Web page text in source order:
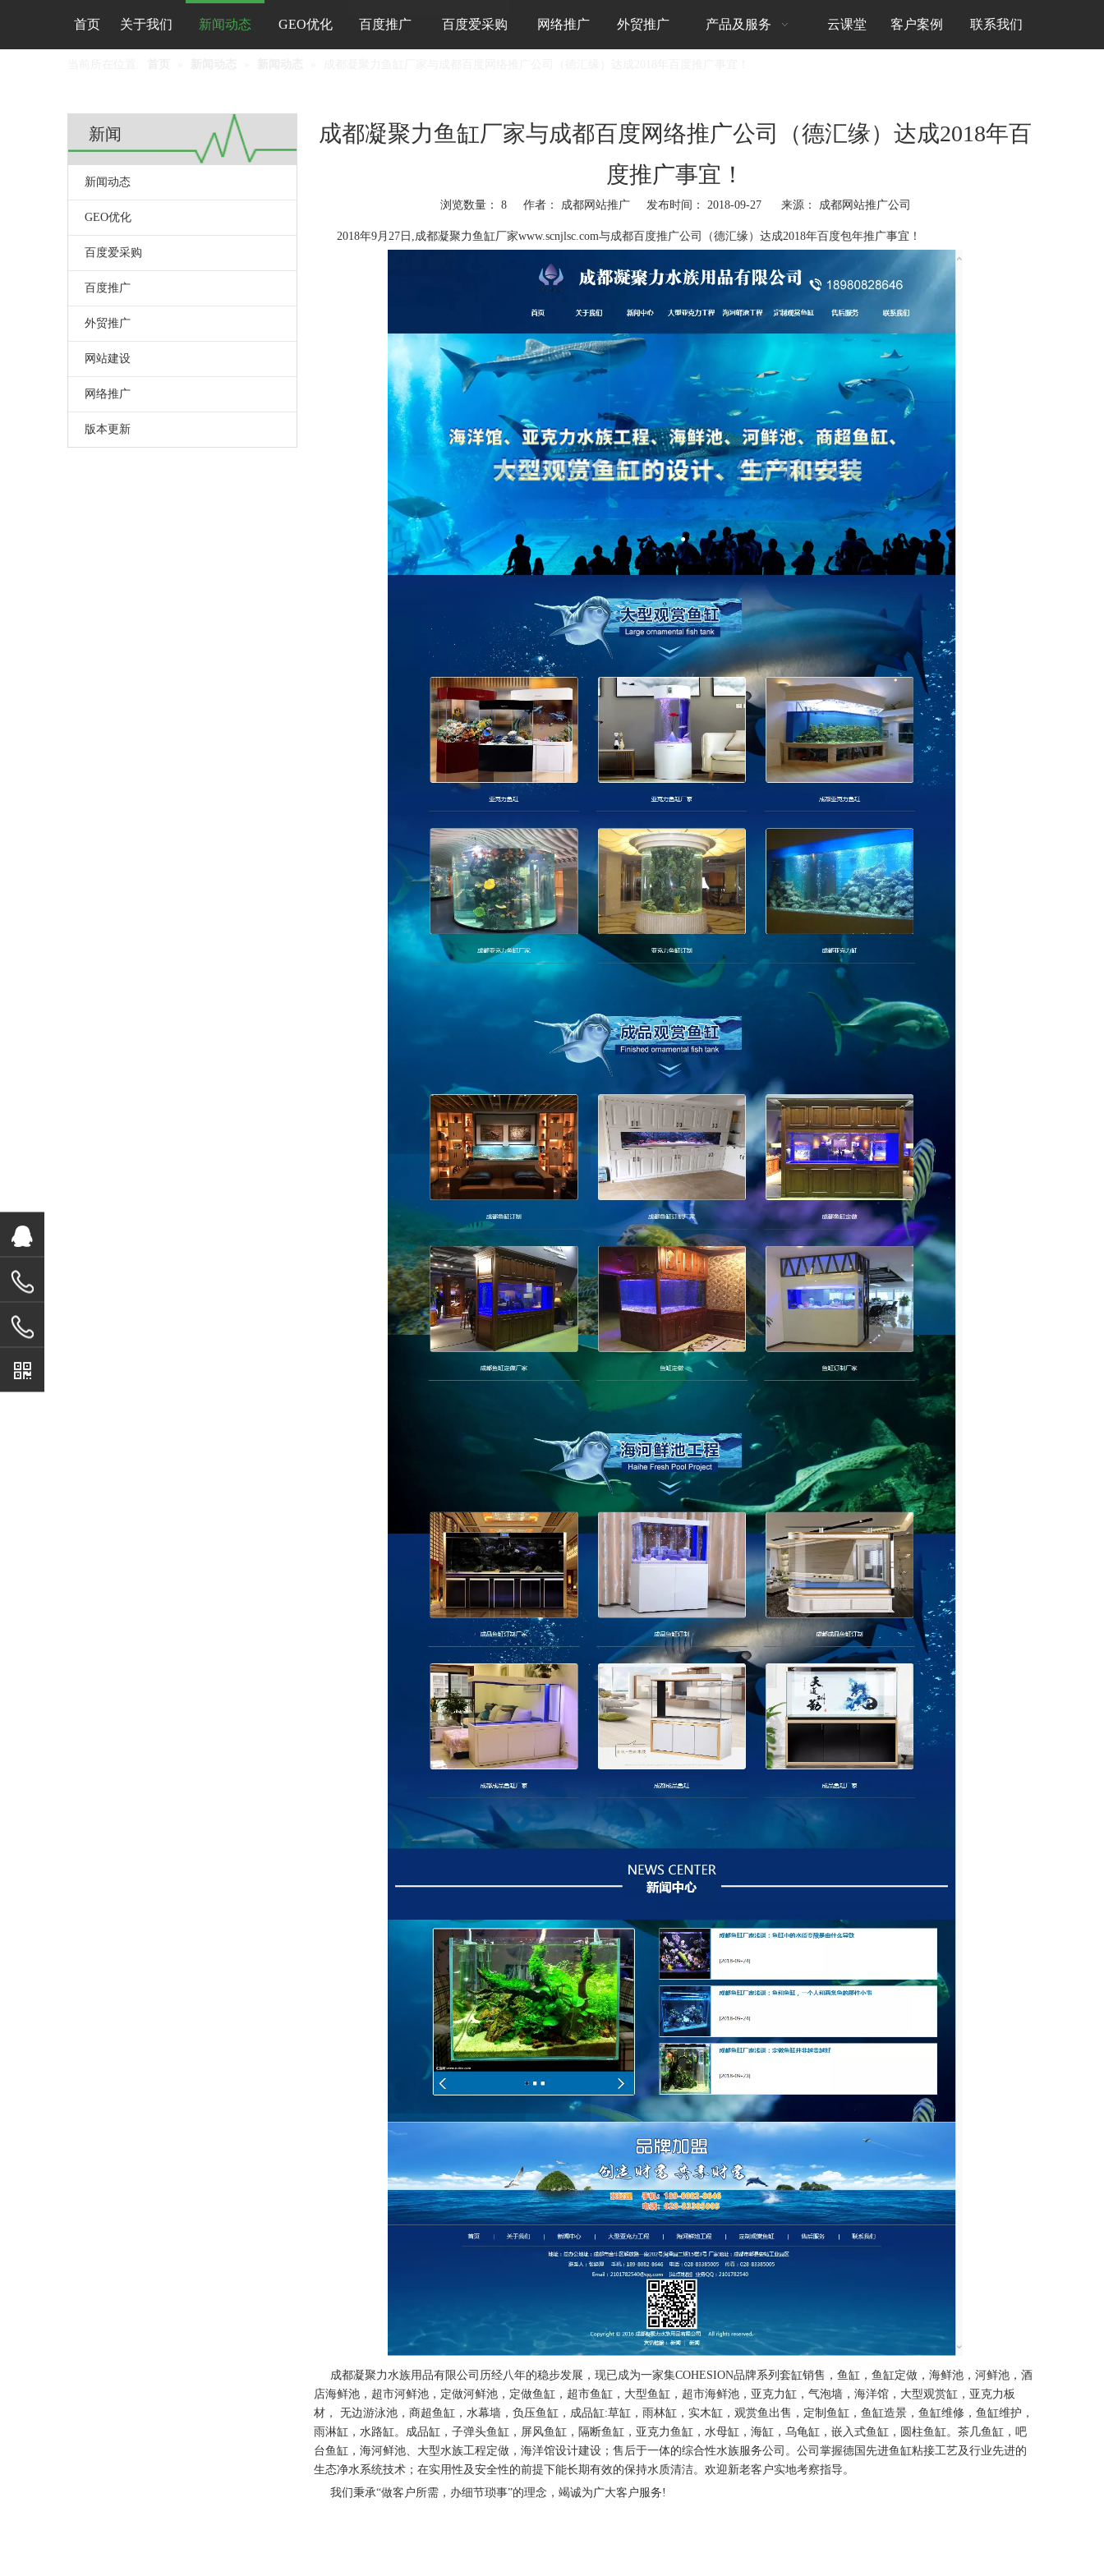
首页 关于我们 新闻动态 GEO优化 百度推广 百度爱采购 网络推广 外贸推广 产品及服务 云课堂 客户案例 联系我们
新闻
新闻动态
GEO优化
百度爱采购
百度推广
外贸推广
网站建设
网络推广
版本更新
成都凝聚力鱼缸厂家与成都百度网络推广公司（德汇缘）达成2018年百
度推广事宜！
浏览数量： 8作者： 成都网站推广 发布时间： 2018-09-27 来源： 成都网站推广公司
["wechat","weibo","qzone","douban","email"]
2018年9月27日,成都凝聚力鱼缸厂家www.scnjlsc.com与成都百度推广公司 （德汇缘）达成2018年百度包年推广事宜！
成都凝聚力水族用品有限公司历经八年的稳步发展，现已成为一家集COHESION品牌系列套缸销售，鱼缸，鱼缸定做，海鲜池，河鲜池，酒
店海鲜池，超市河鲜池，定做河鲜池，定做鱼缸，超市鱼缸，大型鱼缸，超市海鲜池，亚克力缸，气泡墙，海洋馆，大型观赏缸，亚克力板
材， 无边游泳池，商超鱼缸，水幕墙，负压鱼缸，成品缸:草缸，雨林缸，实木缸，观赏鱼出售，定制鱼缸，鱼缸造景，鱼缸维修，鱼缸维护，
雨淋缸，水路缸。成品缸，子弹头鱼缸，屏风鱼缸，隔断鱼缸，亚克力鱼缸，水母缸，海缸，乌龟缸，嵌入式鱼缸，圆柱鱼缸。茶几鱼缸，吧
台鱼缸，海河鲜池、大型水族工程定做，海洋馆设计建设；售后于一体的综合性水族服务公司。公司掌握德国先进鱼缸粘接工艺及行业先进的
生态净水系统技术；在实用性及安全性的前提下能长期有效的保持水质清洁。欢迎新老客户实地考察指导。
我们秉承“做客户所需，办细节琐事”的理念，竭诚为广大客户服务!